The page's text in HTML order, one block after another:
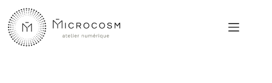
contenu